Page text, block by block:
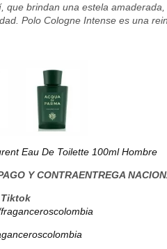
que brindan una estela
Polo Cologne Intense es una
Eau De Toilette 100ml Hombre
Y CONTRAENTREGA